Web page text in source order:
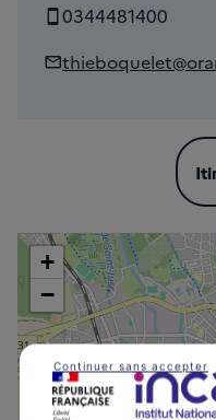
0344481400
+
−
Continuer sans accepter